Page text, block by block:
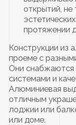
открытий, не
протяжении
Конструкции из
проеме с
Они
системами и
Алюминиевая
отличным
лоджии или
или доме.